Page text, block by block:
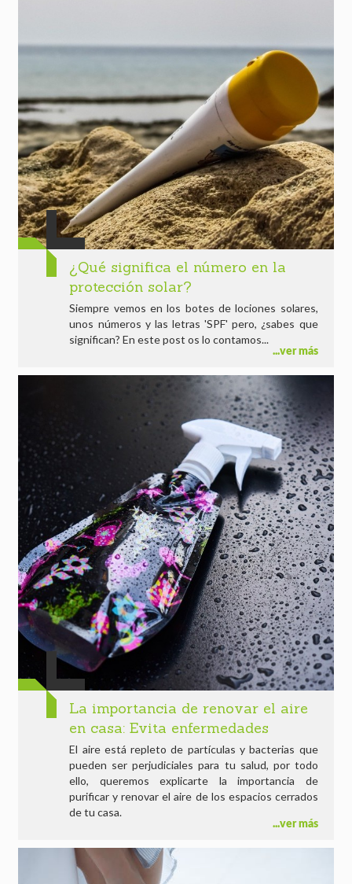
¿Qué significa el número en la
protección solar?
Siempre vemos en los botes de lociones solares,
unos números y las letras 'SPF' pero, ¿sabes que
significan? En este post os lo contamos...
ver más
La importancia de renovar el aire
en casa: Evita enfermedades
El aire está repleto de partículas y bacterias que
pueden ser perjudiciales para tu salud, por todo
ello, queremos explicarte la importancia de
purificar y renovar el aire de los espacios cerrados
de tu casa.
ver más